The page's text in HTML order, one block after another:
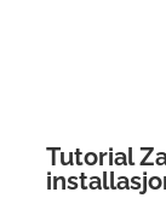
Tutorial